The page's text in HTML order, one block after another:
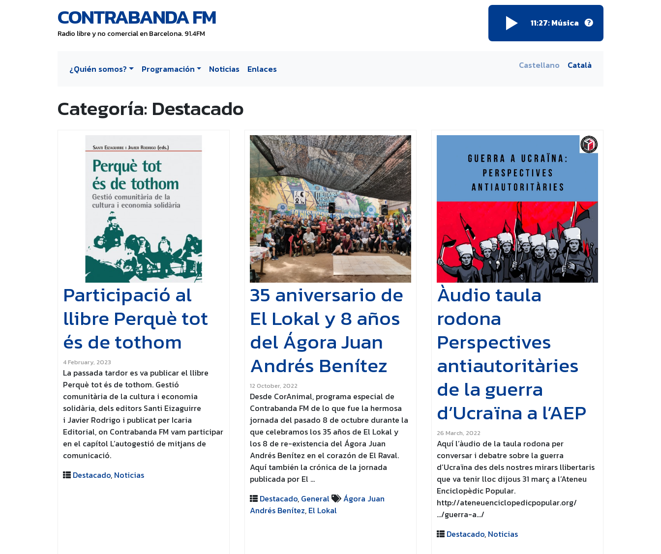
CONTRABANDA FM
Radio libre y no comercial en Barcelona. 91.4FM
11:27: Música
¿Quién somos? Programación Noticias Enlaces Castellano Català
Categoría: Destacado
Participació al
llibre Perquè tot
és de tothom
4 February, 2023
La passada tardor es va publicar el llibre
Perquè tot és de tothom. Gestió
comunitària de la cultura i economia
solidària, dels editors Santi Eizaguirre
i Javier Rodrigo i publicat per Icaria
Editorial, on Contrabanda FM vam participar
en el capítol L’autogestió de mitjans de
comunicació.
Destacado, Noticias
35 aniversario de
El Lokal y 8 años
del Ágora Juan
Andrés Benítez
12 October, 2022
Desde CorAnimal, programa especial de
Contrabanda FM de lo que fue la hermosa
jornada del pasado 8 de octubre durante la
que celebramos los 35 años de El Lokal y
los 8 de re-existencia del Ágora Juan
Andrés Benítez en el corazón de El Raval.
Aquí también la crónica de la jornada
publicada por El …
Destacado, General
Ágora Juan
Andrés Benítez, El Lokal
Àudio taula
rodona
Perspectives
antiautoritàries
de la guerra
d’Ucraïna a l’AEP
26 March, 2022
Aquí l’àudio de la taula rodona per
conversar i debatre sobre la guerra
d’Ucraïna des dels nostres mirars llibertaris
que va tenir lloc dijous 31 març a l’Ateneu
Enciclopèdic Popular.
http://ateneuenciclopedicpopular.org/
…/guerra-a…/
Destacado, Noticias